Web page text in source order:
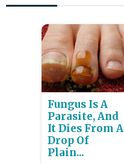
Fungus Is A
Parasite, And
It Dies From A
Drop Of
Plain...